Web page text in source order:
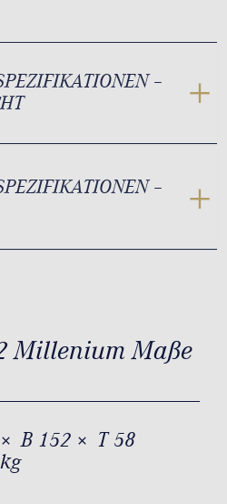
–
–
Millenium Maße
B 152 × T 58